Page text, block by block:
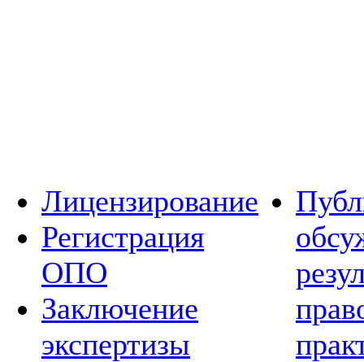
Лицензирование
Регистрация
ОПО
Заключение
экспертизы